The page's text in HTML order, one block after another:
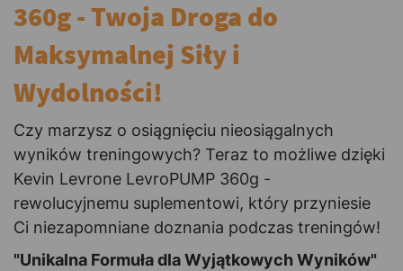
360g - Twoja Droga do
Maksymalnej Siły i
Wydolności!
Czy marzysz o osiągnięciu nieosiągalnych
wyników treningowych? Teraz to możliwe dzięki
Kevin Levrone LevroPUMP 360g -
rewolucyjnemu suplementowi, który przyniesie
Ci niezapomniane doznania podczas treningów!
"Unikalna Formuła dla Wyjątkowych Wyników"